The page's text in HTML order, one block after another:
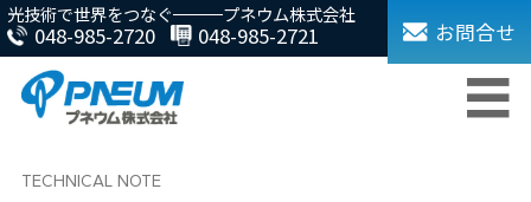
光技術で世界をつなぐ プネウム株式会社
048-985-2720 048-985-2721 お問合せ